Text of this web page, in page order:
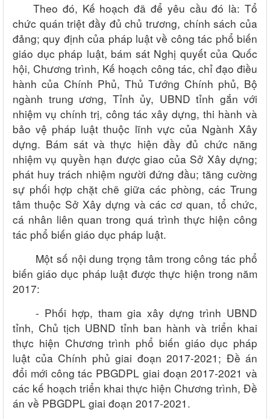
Theo đó, Kế hoạch đã để yêu cầu đó là: Tổ
chức quán triệt đầy đủ chủ trương, chính sách của
đảng; quy định của pháp luật về công tá​c phổ biến
giáo dục pháp luật, bám sát Nghị quyết của Quốc
hội, Chương trình, Kế hoạch công tác, chỉ đạo điều
hành của Chính Phủ, Thủ Tướng Chính phủ, Bộ
ngành trung ương, Tỉnh ủy, UBND tỉnh gắn với
nhiệm vụ chính trị, công tác xây dựng, thi hành và
bảo vệ pháp luật thuộc lĩnh vực của Ngành Xây
dựng. Bám sát và thực hiện đầy đủ chức năng
nhiệm vụ quyền hạn được giao của Sở Xây dựng;
phát huy trách nhiệm người đứng đầu; tăng cường
sự phối hợp chặt chẽ giữa các phòng, các Trung
tâm thuộc Sở Xây dựng và các cơ quan, tổ chức,
cá nhân liên quan trong quá trình thực hiện công
tác phổ biến giáo dục pháp luật.
Một số nội dung trọng tâm trong công tác phổ
biến giáo dục pháp luật được thực hiện trong năm
2017:
- Phối hợp, tham gia xây dựng trình UBND
tỉnh, Chủ tịch UBND tỉnh ban hành và triển khai
thực hiện Chương trình phổ biến giáo dục pháp
luật của Chính phủ giai đoạn 2017-2021; Đề án
đổi mới công tác PBGDPL giai đoạn 2017-2021 và
các kế hoạch triển khai thực hiện Chương trình, Đề
án về PBGDPL giai đoạn 2017-2021.